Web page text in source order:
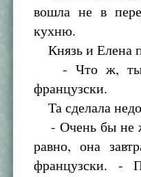
вошла не в
кухню.
Князь и Елена
- Что ж, ты
французски.
Та сделала
- Очень бы не
равно, она
французски. -